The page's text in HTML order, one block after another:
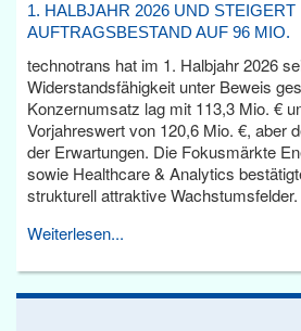
1. HALBJAHR 2026 UND STEIGERT
AUFTRAGSBESTAND AUF 96 MIO.
technotrans hat im 1. Halbjahr 2026
Widerstandsfähigkeit unter Beweis
Konzernumsatz lag mit 113,3 Mio. €
Vorjahreswert von 120,6 Mio. €, aber
der Erwartungen. Die Fokusmärkte
sowie Healthcare & Analytics
strukturell attraktive Wachstumsfelder.
Weiterlesen...